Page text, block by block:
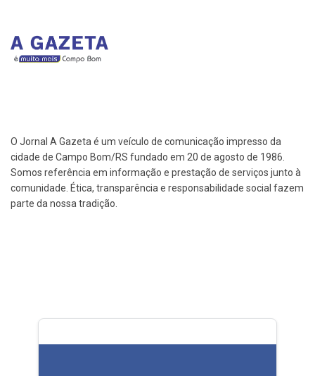
O Jornal A Gazeta é um veículo de comunicação impresso da
cidade de Campo Bom/RS fundado em 20 de agosto de 1986.
Somos referência em informação e prestação de serviços junto à
comunidade. Ética, transparência e responsabilidade social fazem
parte da nossa tradição.